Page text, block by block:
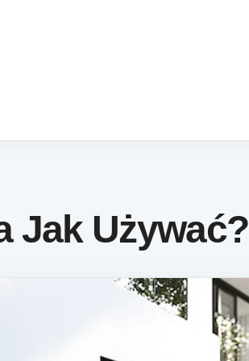
Jak Używać?